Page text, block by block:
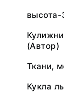
высота-
(Автор)
Ткани,
Кукла